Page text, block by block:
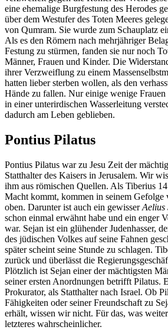
eine ehemalige Burgfestung des Herodes
über dem Westufer des Toten Meeres
von Qumram. Sie wurde zum Schauplatz
Als es den Römern nach mehrjähriger
Festung zu stürmen, fanden sie nur noch
Männer, Frauen und Kinder. Die
ihrer Verzweiflung zu einem
hatten lieber sterben wollen, als den
Hände zu fallen. Nur einige wenige
in einer unterirdischen Wasserleitung
dadurch am Leben geblieben.
Pontius Pilatus
Pontius Pilatus war zu Jesu Zeit der
Statthalter des Kaisers in Jerusalem. Wir
ihm aus römischen Quellen. Als Tiberius
Macht kommt, kommen in seinem Gefolge
oben. Darunter ist auch ein gewisserAelius
schon einmal erwähnt habe und ein enger
war. Sejan ist ein glühender Judenhasser,
des jüdischen Volkes auf seine Fahnen
späterscheint seine Stunde zu schlagen.
zurück und überlässt die
Plötzlich ist Sejan einer der mächtigsten
seiner ersten Anordnungen betrifft Pilatus.
Prokurator, als Statthalter nach Israel. Ob
Fähigkeiten oder seiner Freundschaft zu
erhält, wissen wir nicht. Für das, was
letzteres wahrscheinlicher.